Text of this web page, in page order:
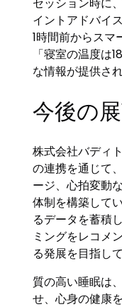
セッション時に
イントアドバイ
1時間前からスマ
「寝室の温度は
な情報が提供され
今後の
株式会社バディ
の連携を通じて
ージ、心拍変動
体制を構築して
るデータを蓄積
ミングをレコメ
る発展を目指し
質の高い睡眠は
せ、心身の健康